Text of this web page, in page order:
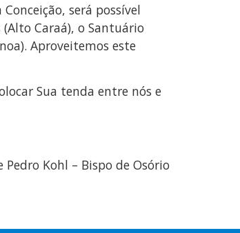
será possível
Caraá), o Santuário
Aproveitemos este
Sua tenda entre nós e
Pedro Kohl – Bispo de Osório